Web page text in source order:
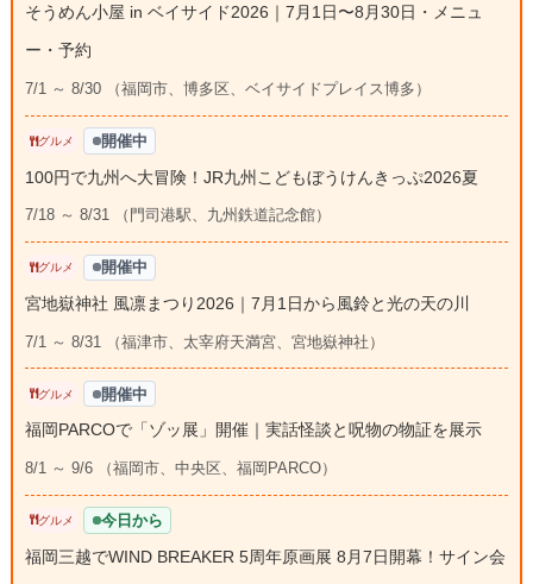
そうめん小屋 in ベイサイド2026｜7月1日〜8月30日・メニュ
ー・予約
7/1 ～ 8/30 （福岡市、博多区、ベイサイドプレイス博多）
グルメ 開催中
100円で九州へ大冒険！JR九州こどもぼうけんきっぷ2026夏
7/18 ～ 8/31 （門司港駅、九州鉄道記念館）
グルメ 開催中
宮地嶽神社 風凛まつり2026｜7月1日から風鈴と光の天の川
7/1 ～ 8/31 （福津市、太宰府天満宮、宮地嶽神社）
グルメ 開催中
福岡PARCOで「ゾッ展」開催｜実話怪談と呪物の物証を展示
8/1 ～ 9/6 （福岡市、中央区、福岡PARCO）
グルメ 今日から
福岡三越でWIND BREAKER 5周年原画展 8月7日開幕！サイン会